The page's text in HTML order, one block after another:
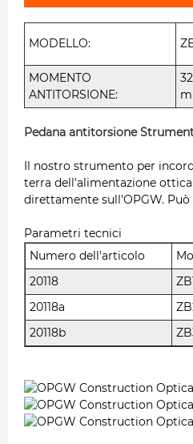
MODELLO:
MOMENTO
ANTITORSIONE:
m
Pedana antitorsione
Il nostro strumento per
terra dell'alimentazione
direttamente sull'OPGW.
Parametri tecnici
Numero dell'articolo
20118
20118a
20118b